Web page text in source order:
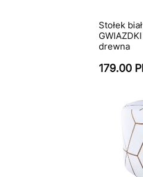
Stołek
drewna
179.00